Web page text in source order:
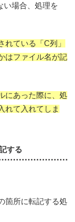
い場合、処理を
れている「C列」
はファイル名が記
にあった際に、処
れて入れてしま
する
箇所に転記する処